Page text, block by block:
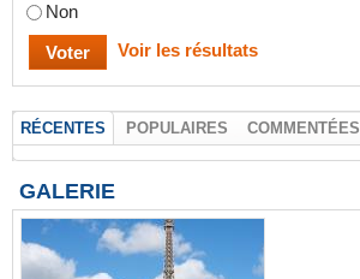
Non
Voir les résultats
RÉCENTES POPULAIRES COMMENTÉES
GALERIE